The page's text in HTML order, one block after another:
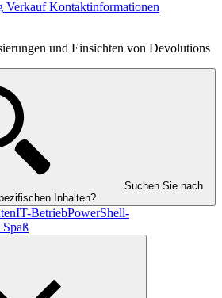
Verkauf Kontaktinformationen
und Einsichten von Devolutions
Suchen Sie nach
Inhalten?
IT-BetriebPowerShell-